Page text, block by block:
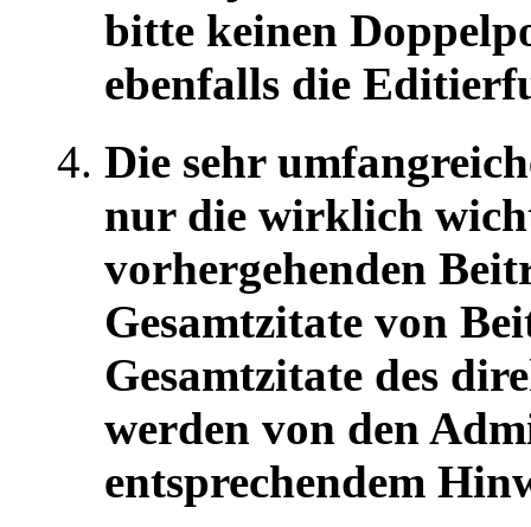
bitte keinen
ebenfalls die
Die sehr
nur die wirklich
vorhergehenden
Gesamtzitate von
Gesamtzitate des
werden von den
entsprechendem